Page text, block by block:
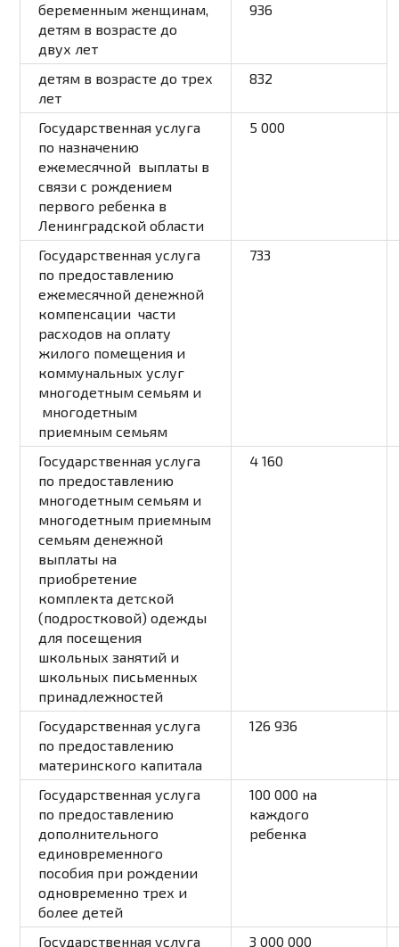
беременным женщинам,
детям в возрасте до
двух лет
936
детям в возрасте до трех
лет
832
Государственная услуга
по назначению
ежемесячной выплаты в
связи с рождением
первого ребенка в
Ленинградской области
5 000
Государственная услуга
по предоставлению
ежемесячной денежной
компенсации части
расходов на оплату
жилого помещения и
коммунальных услуг
многодетным семьям и
многодетным
приемным семьям
733
Государственная услуга
по предоставлению
многодетным семьям и
многодетным приемным
семьям денежной
выплаты на
приобретение
комплекта детской
(подростковой) одежды
для посещения
школьных занятий и
школьных письменных
принадлежностей
4 160
Государственная услуга
по предоставлению
материнского капитала
126 936
Государственная услуга
по предоставлению
дополнительного
единовременного
пособия при рождении
одновременно трех и
более детей
100 000 на
каждого
ребенка
Государственная услуга 3 000 000